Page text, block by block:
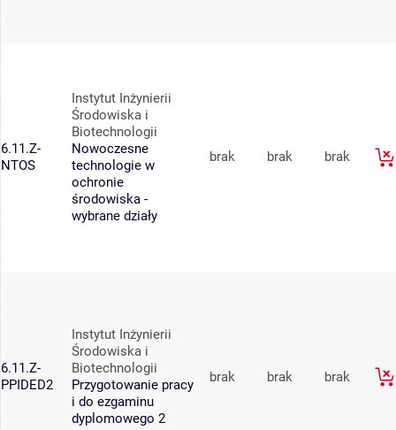
6.11.Z-
NTOS
Instytut Inżynierii
Środowiska i
Biotechnologii
Nowoczesne
technologie w
ochronie
środowiska -
wybrane działy
brak brak brak
6.11.Z-
PPIDED2
Instytut Inżynierii
Środowiska i
Biotechnologii
Przygotowanie pracy
i do ezgaminu
dyplomowego 2
brak brak brak